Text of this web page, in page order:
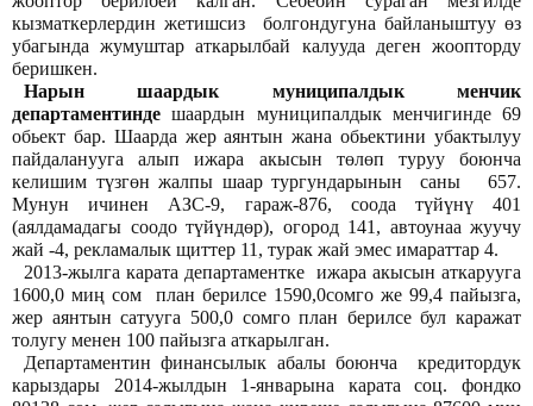
кызматкерлердин жетишсиз болгондугуна байланыштуу өз
убагында жумуштар аткарылбай калууда деген жоопторду
беришкен.
Нарын шаардык муниципалдык менчик
департаментинде шаардын муниципалдык менчигинде 69
обьект бар. Шаарда жер аянтын жана обьектини убактылуу
пайдаланууга алып ижара акысын төлөп туруу боюнча
келишим түзгөн жалпы шаар тургундарынын саны 657.
Мунун ичинен АЗС-9, гараж-876, соода түйүнү 401
(аялдамадагы соодо түйүндөр), огород 141, автоунаа жуучу
жай -4, рекламалык щиттер 11, турак жай эмес имараттар 4.
2013-жылга карата департаментке ижара акысын аткарууга
1600,0 миң сом план берилсе 1590,0сомго же 99,4 пайызга,
жер аянтын сатууга 500,0 сомго план берилсе бул каражат
толугу менен 100 пайызга аткарылган.
Департаментин финансылык абалы боюнча кредитордук
карыздары 2014-жылдын 1-январына карата соц. фондко